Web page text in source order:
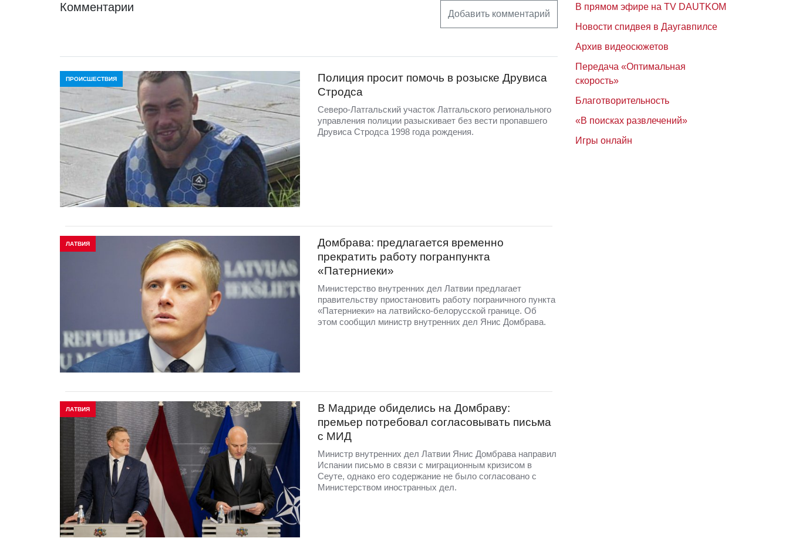
Комментарии
Добавить комментарий
ПРОИСШЕСТВИЯ
Полиция просит помочь в розыске Друвиса
Стродса
Северо-Латгальский участок Латгальского регионального
управления полиции разыскивает без вести пропавшего
Друвиса Стродса 1998 года рождения.
ЛАТВИЯ
Домбрава: предлагается временно
прекратить работу погранпункта
«Патерниеки»
Министерство внутренних дел Латвии предлагает
правительству приостановить работу пограничного пункта
«Патерниеки» на латвийско-белорусской границе. Об
этом сообщил министр внутренних дел Янис Домбрава.
ЛАТВИЯ
В Мадриде обиделись на Домбраву:
премьер потребовал согласовывать письма
с МИД
Министр внутренних дел Латвии Янис Домбрава направил
Испании письмо в связи с миграционным кризисом в
Сеуте, однако его содержание не было согласовано с
Министерством иностранных дел.
В прямом эфире на TV DAUTKOM
Новости спидвея в Даугавпилсе
Архив видеосюжетов
Передача «Оптимальная
скорость»
Благотворительность
«В поисках развлечений»
Игры онлайн